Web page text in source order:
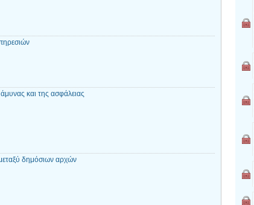
και της ασφάλειας
δημόσιων αρχών